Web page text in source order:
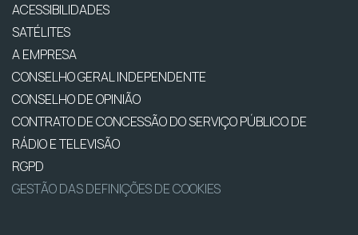
ACESSIBILIDADES
SATÉLITES
A EMPRESA
CONSELHO GERAL INDEPENDENTE
CONSELHO DE OPINIÃO
CONTRATO DE CONCESSÃO DO SERVIÇO PÚBLICO DE
RÁDIO E TELEVISÃO
RGPD
GESTÃO DAS DEFINIÇÕES DE COOKIES